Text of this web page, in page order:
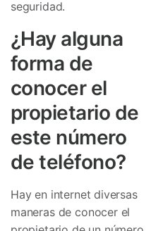
seguridad.
¿Hay alguna
forma de
conocer el
propietario de
este número
de teléfono?
Hay en internet diversas
maneras de conocer el